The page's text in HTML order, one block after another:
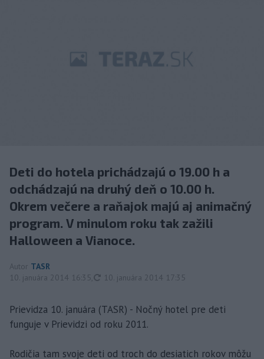
Deti do hotela prichádzajú o 19.00 h a
odchádzajú na druhý deň o 10.00 h.
Okrem večere a raňajok majú aj animačný
program. V minulom roku tak zažili
Halloween a Vianoce.
Autor TASR
10. januára 2014 16:35
aktualizované
10. januára 2014 17:35
Prievidza 10. januára (TASR) - Nočný hotel pre deti
funguje v Prievidzi od roku 2011.
Rodičia tam svoje deti od troch do desiatich rokov môžu